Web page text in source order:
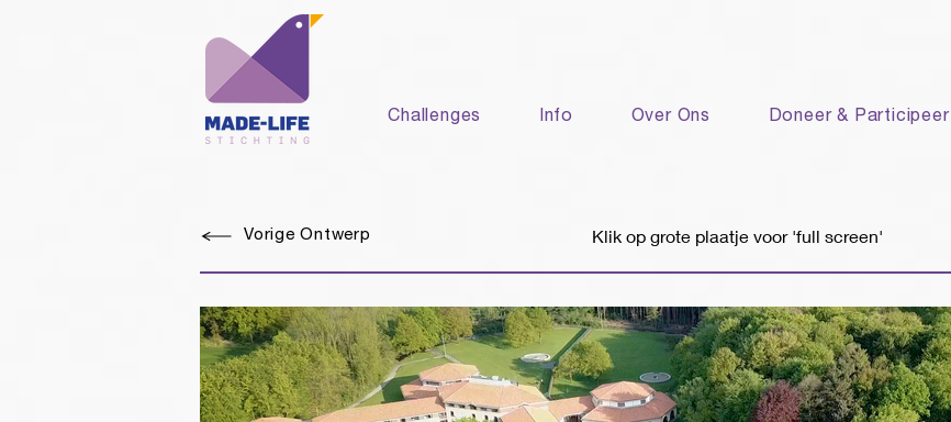
Challenges Info Over Ons Doneer & Participeer
Vorige Ontwerp Klik op grote plaatje voor 'full screen'